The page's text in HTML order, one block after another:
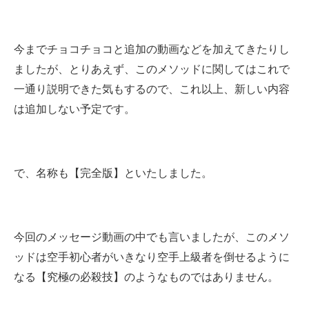
今までチョコチョコと追加の動画などを加えてきたりし
ましたが、とりあえず、このメソッドに関してはこれで
一通り説明できた気もするので、これ以上、新しい内容
は追加しない予定です。
で、名称も【完全版】といたしました。
今回のメッセージ動画の中でも言いましたが、このメソ
ッドは空手初心者がいきなり空手上級者を倒せるように
なる【究極の必殺技】のようなものではありません。